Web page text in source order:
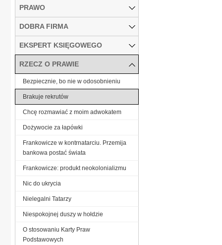
PRAWO
DOBRA FIRMA
EKSPERT KSIĘGOWEGO
RZECZ O PRAWIE
Bezpiecznie, bo nie w odosobnieniu
Brakuje rekrutów
Chcę rozmawiać z moim adwokatem
Dożywocie za łapówki
Frankowicze w kontrnatarciu. Przemija
bankowa postać świata
Frankowicze: produkt neokolonializmu
Nic do ukrycia
Nielegalni Tatarzy
Niespokojnej duszy w hołdzie
O stosowaniu Karty Praw
Podstawowych